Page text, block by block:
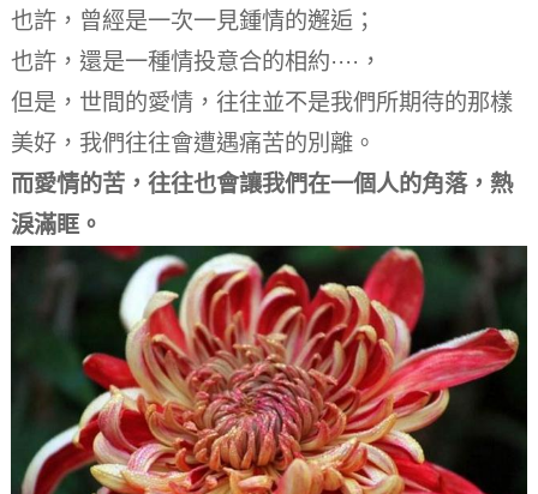
也許，曾經是一次一見鍾情的邂逅；
也許，還是一種情投意合的相約····，
但是，世間的愛情，往往並不是我們所期待的那樣
美好，我們往往會遭遇痛苦的別離。
而愛情的苦，往往也會讓我們在一個人的角落，熱
淚滿眶。